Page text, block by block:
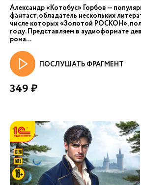
Александр «Котобус» Горбов —
фантаст, обладатель нескольких
числе которых «Золотой РОСКОН»,
году. Представляем в аудиоформате
рома...
ПОСЛУШАТЬ ФРАГМЕНТ
349 ₽